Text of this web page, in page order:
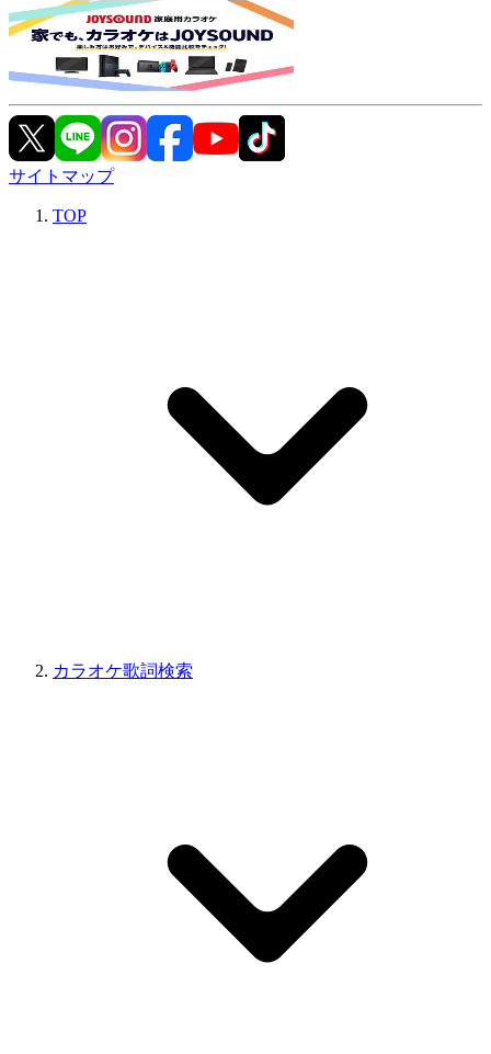
サイトマップ
TOP
カラオケ歌詞検索